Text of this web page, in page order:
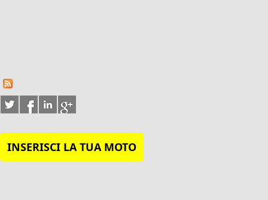
INSERISCI LA TUA MOTO